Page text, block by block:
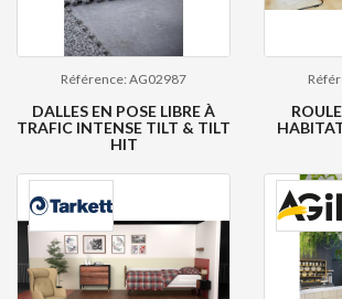
Référence: AG02987
DALLES EN POSE LIBRE À
TRAFIC INTENSE TILT & TILT
HIT